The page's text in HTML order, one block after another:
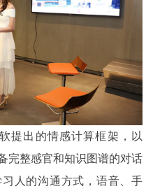
出的情感计算框架，以
完整感官和知识图谱的对话
人的沟通方式，语音、手